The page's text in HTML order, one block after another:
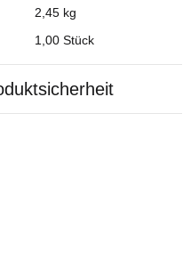
2,45 kg
1,00 Stück